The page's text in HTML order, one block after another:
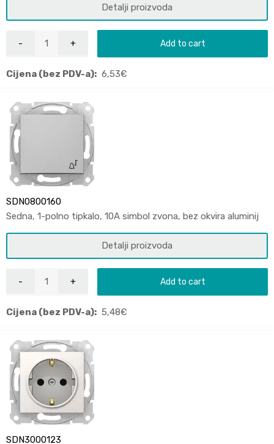
Detalji proizvoda
Add to cart
Cijena (bez PDV-a): 6,53€
SDN0800160
Sedna, 1-polno tipkalo, 10A simbol zvona, bez okvira aluminij
Detalji proizvoda
Add to cart
Cijena (bez PDV-a): 5,48€
SDN3000123